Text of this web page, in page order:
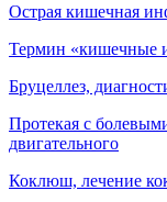
Острая кишечная
Термин «кишечные
Бруцеллез,
Протекая с
двигательного
Коклюш, лечение